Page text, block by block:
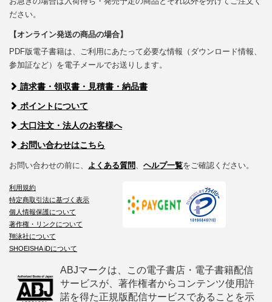
ださい。
【オンライン発送の商品の場合】
PDF版電子書籍は、ご利用にあたって必要な情報（ダウンロード情報、
参加証など）を電子メールでお送りします。
請求書・領収書・見積書・納品書
ポイントについて
大口注文・法人のお客様へ
お問い合わせはこちら
お問い合わせの前に、 よくある質問、 ヘルプ一覧をご確認ください。
利用規約
特定商取引法に基づく表示
個人情報保護について
著作権・リンクについて
翔泳社について
SHOEISHA iDについて
ABJマークは、この電子書店・電子書籍配信
サービスが、著作権者からコンテンツ使用許
諾を得た正規版配信サービスであることを示